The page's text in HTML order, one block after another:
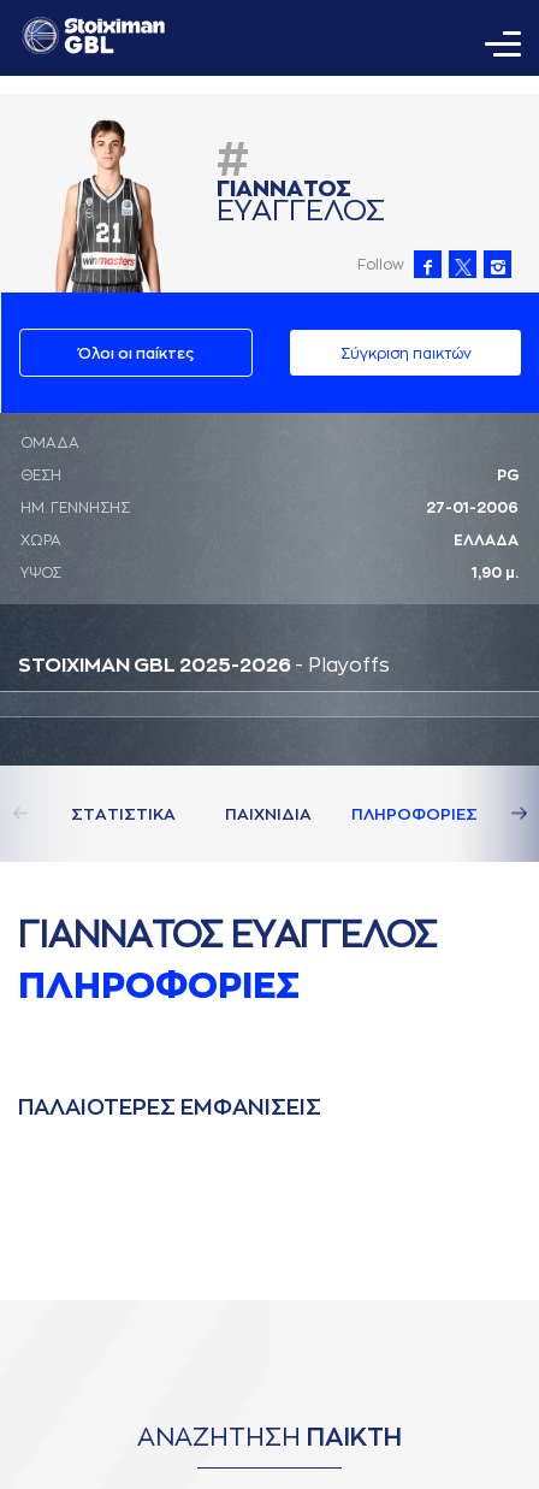
#
ΓΙAΝΝAΤΟΣ
ΕΥAΓΓΕΛΟΣ
Follow
Όλοι οι παίκτες Σύγκριση παικτών
ΟΜΑΔΑ
ΘΕΣΗ PG
ΗΜ. ΓΕΝΝΗΣΗΣ 27-01-2006
ΧΩΡΑ ΕΛΛΑΔΑ
ΥΨΟΣ 1,90 μ.
STOIXIMAN GBL 2025-2026 - Playoffs
ΣΤAΤΙΣΤΙΚA ΠAΙΧΝΙΔΙA ΠΛΗΡΟΦΟΡΙΕΣ
ΓΙAΝΝAΤΟΣ ΕΥAΓΓΕΛΟΣ
ΠΛΗΡΟΦΟΡΙΕΣ
ΠAΛAΙΟΤΕΡΕΣ ΕΜΦAΝΙΣΕΙΣ
ΑΝΑΖΗΤΗΣΗ ΠΑΙΚΤΗ